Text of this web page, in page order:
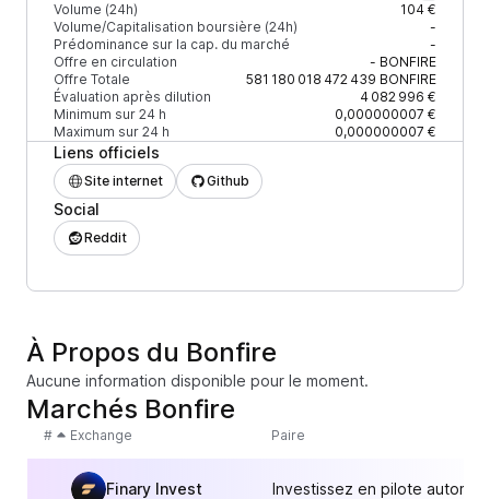
Volume (24h)
104 €
Volume/Capitalisation boursière (24h)
-
Prédominance sur la cap. du marché
-
Offre en circulation
- BONFIRE
Offre Totale
581 180 018 472 439 BONFIRE
Évaluation après dilution
4 082 996 €
Minimum sur 24 h
0,000000007 €
Maximum sur 24 h
0,000000007 €
Liens officiels
Site internet Github
Social
Reddit
À Propos du Bonfire
Aucune information disponible pour le moment.
Marchés Bonfire
# Exchange Paire
Finary Invest Investissez en pilote